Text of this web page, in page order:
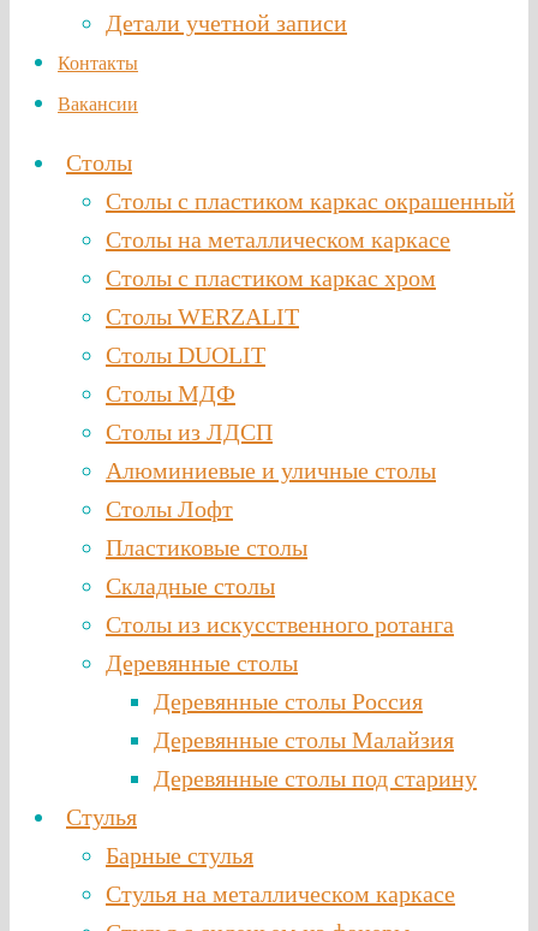
Детали учетной записи
Контакты
Вакансии
Столы
Столы с пластиком каркас окрашенный
Столы на металлическом каркасе
Столы с пластиком каркас хром
Столы WERZALIT
Столы DUOLIT
Столы МДФ
Столы из ЛДСП
Алюминиевые и уличные столы
Столы Лофт
Пластиковые столы
Складные столы
Столы из искусственного ротанга
Деревянные столы
Деревянные столы Россия
Деревянные столы Малайзия
Деревянные столы под старину
Стулья
Барные стулья
Стулья на металлическом каркасе